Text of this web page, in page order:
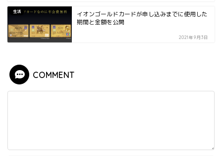
生活
イオンゴールドカードが申し込みまでに使用した
期間と金額を公開
2021年9月3日
COMMENT